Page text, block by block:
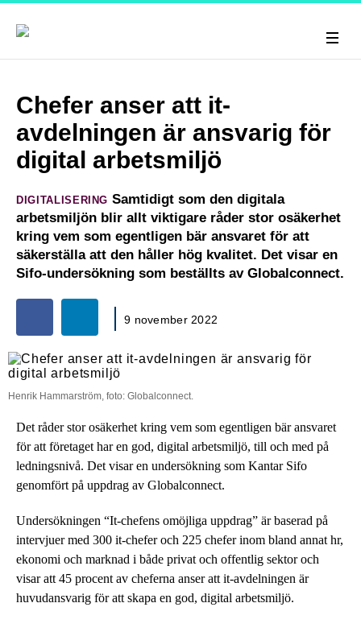
Chefer anser att it-
avdelningen är ansvarig för
digital arbetsmiljö
DIGITALISERING Samtidigt som den digitala
arbetsmiljön blir allt viktigare råder stor osäkerhet
kring vem som egentligen bär ansvaret för att
säkerställa att den håller hög kvalitet. Det visar en
Sifo-undersökning som beställts av Globalconnect.
9 november 2022
Henrik Hammarström, foto: Globalconnect.
Det råder stor osäkerhet kring vem som egentligen bär ansvaret
för att företaget har en god, digital arbetsmiljö, till och med på
ledningsnivå. Det visar en undersökning som Kantar Sifo
genomfört på uppdrag av Globalconnect.
Undersökningen “It-chefens omöjliga uppdrag” är baserad på
intervjuer med 300 it-chefer och 225 chefer inom bland annat hr,
ekonomi och marknad i både privat och offentlig sektor och
visar att 45 procent av cheferna anser att it-avdelningen är
huvudansvarig för att skapa en god, digital arbetsmiljö.